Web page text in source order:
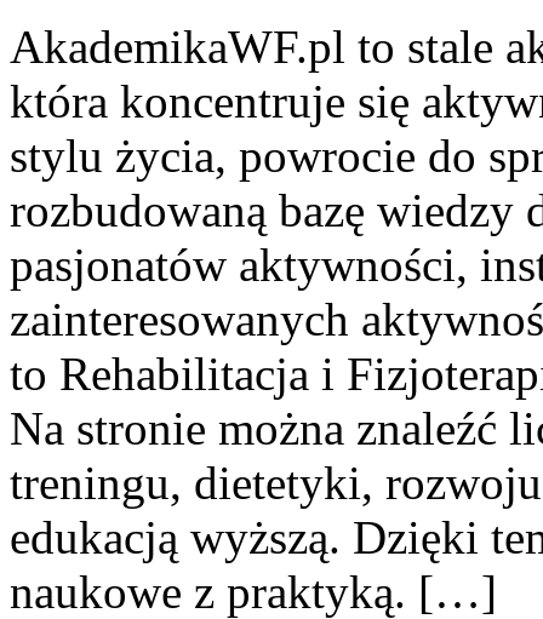
AkademikaWF.pl to stale
która koncentruje się
stylu życia, powrocie do
rozbudowaną bazę wiedzy
pasjonatów aktywności,
zainteresowanych
to Rehabilitacja i
Na stronie można znaleźć
treningu, dietetyki,
edukacją wyższą. Dzięki
naukowe z praktyką. […]